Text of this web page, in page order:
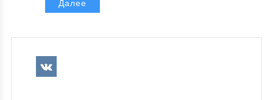
Далее